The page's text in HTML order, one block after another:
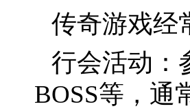
传奇游戏经
行会活动：
BOSS等，通